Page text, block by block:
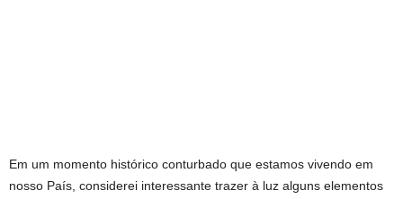
Em um momento histórico conturbado que estamos vivendo em
nosso País, considerei interessante trazer à luz alguns elementos